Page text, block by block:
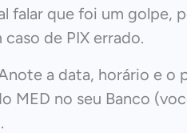
falar que foi um golpe,
de PIX errado.
a data, horário e o
MED no seu Banco